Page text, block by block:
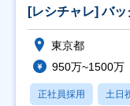
[レシチャレ] バ
東京都
950万~1500万
正社員採用 土日